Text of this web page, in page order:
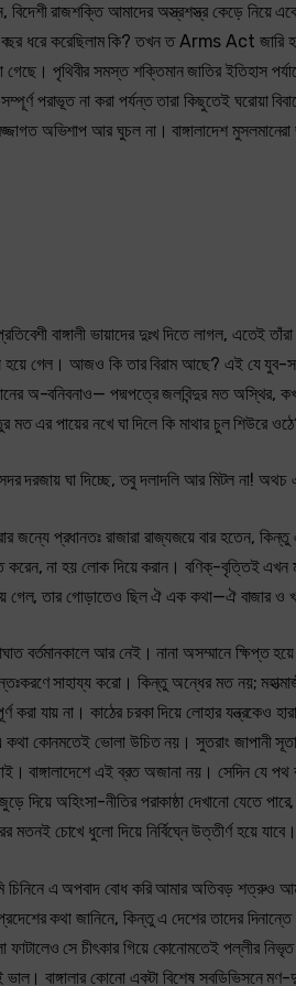
বিদেশী রাজশক্তি আমাদের অস্ত্রশস্ত্র কেড়ে
ধরে করেছিলাম কি? তখন ত Arms Act জারি
গেছে। পৃথিবীর সমস্ত শক্তিমান জাতির ইতিহাস
পরাভূত না করা পর্যন্ত তারা কিছুতেই ঘরোয়া
অভিশাপ আর ঘুচল না। বাঙ্গালাদেশ
প্রতিবেশী বাঙ্গালী ভায়াদের দুঃখ দিতে লাগল,
হয়ে গেল। আজও কি তার বিরাম আছে? এই যে যুব-
অ-বনিবনাও— পদ্মপত্রে জলবিন্দুর মত অস্থির,
নখে ঘা দিলে কি মাথার চুল শিউরে ওঠে?
দরজায় ঘা দিচ্ছে, তবু দলাদলি আর মিটল না!
জন্যে প্রধানতঃ রাজারা রাজ্যজয়ে বার
করেন, না হয় লোক দিয়ে করান। বণিক্‌-বৃত্তিই
গেল, তার গোড়াতেও ছিল ঐ এক কথা—ঐ বাজার ও
আর নেই। নানা অসম্মানে ক্ষিপ্ত
সাহায্য করো। কিন্তু অন্ধের মত নয়;
করা যায় না। কাঠের চরকা দিয়ে লোহার
কথা কোনমতেই ভোলা উচিত নয়। সুতরাং জাপানী
বাঙ্গালাদেশে এই ব্রত অজানা নয়। সেদিন যে
নীতির পরাকাষ্ঠা দেখানো যেতে পারে,
মতনই চোখে ধুলো দিয়ে নির্বিঘ্নে উত্তীর্ণ হয়ে যাবে।
চিনিনে এ অপবাদ বোধ করি আমার অতিবড়
কথা জানিনে, কিন্তু এ দেশের তাদের
ফাটালেও সে চীৎকার গিয়ে কোনোমতেই পল্লীর
বাঙ্গালার কোনো একটা বিশেষ সবডিভিসনে